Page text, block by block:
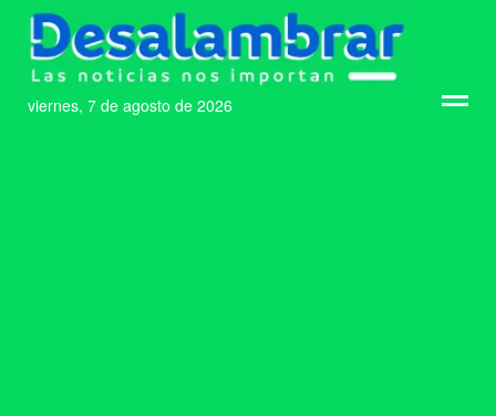
viernes, 7 de agosto de 2026